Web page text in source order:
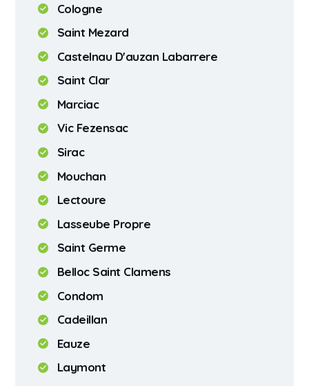
Cologne
Saint Mezard
Castelnau D'auzan Labarrere
Saint Clar
Marciac
Vic Fezensac
Sirac
Mouchan
Lectoure
Lasseube Propre
Saint Germe
Belloc Saint Clamens
Condom
Cadeillan
Eauze
Laymont